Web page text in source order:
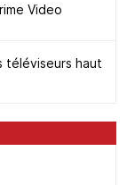
Video
téléviseurs haut